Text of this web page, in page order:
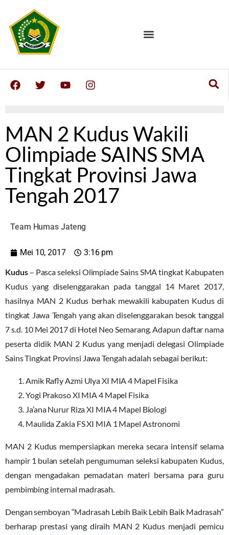
MAN 2 Kudus Wakili
Olimpiade SAINS SMA
Tingkat Provinsi Jawa
Tengah 2017
Team Humas Jateng
Mei 10, 2017
3:16 pm
Kudus– Pasca seleksi Olimpiade Sains SMA tingkat Kabupaten
Kudus yang diselenggarakan pada tanggal 14 Maret 2017,
hasilnya MAN 2 Kudus berhak mewakili kabupaten Kudus di
tingkat Jawa Tengah yang akan diselenggarakan besok tanggal
7 s.d. 10 Mei 2017 di Hotel Neo Semarang. Adapun daftar nama
peserta didik MAN 2 Kudus yang menjadi delegasi Olimpiade
Sains Tingkat Provinsi Jawa Tengah adalah sebagai berikut:
Amik Rafly Azmi Ulya XI MIA 4 Mapel Fisika
Yogi Prakoso XI MIA 4 Mapel Fisika
Ja’ana Nurur Riza XI MIA 4 Mapel Biologi
Maulida Zakia FS XI MIA 1 Mapel Astronomi
MAN 2 Kudus mempersiapkan mereka secara intensif selama
hampir 1 bulan setelah pengumuman seleksi kabupaten Kudus,
dengan mengadakan pemadatan materi bersama para guru
pembimbing internal madrasah.
Dengan semboyan “Madrasah Lebih Baik Lebih Baik Madrasah”
berharap prestasi yang diraih MAN 2 Kudus menjadi pemicu